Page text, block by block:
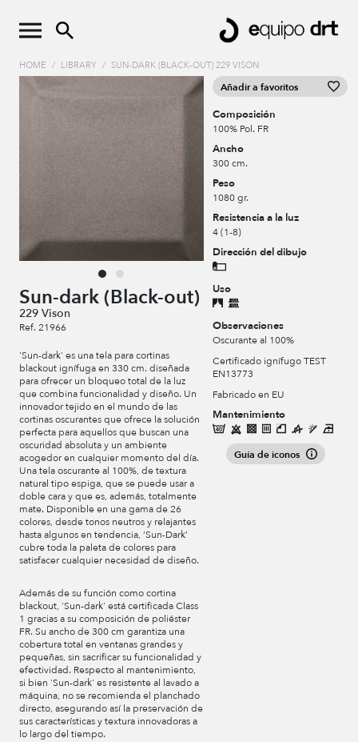
HOME / LIBRARY / SUN-DARK (BLACK-OUT) 229 VISON
Sun-dark (Black-out)
229 Vison
Ref. 21966
'Sun-dark' es una tela para cortinas
blackout ignífuga en 330 cm. diseñada
para ofrecer un bloqueo total de la luz
que combina funcionalidad y diseño. Un
innovador tejido en el mundo de las
cortinas oscurantes que ofrece la solución
perfecta para aquellos que buscan una
oscuridad absoluta y un ambiente
acogedor en cualquier momento del día.
Una tela oscurante al 100%, de textura
natural tipo espiga, que se puede usar a
doble cara y que es, además, totalmente
mate. Disponible en una gama de 26
colores, desde tonos neutros y relajantes
hasta algunos en tendencia, ‘Sun-Dark’
cubre toda la paleta de colores para
satisfacer cualquier necesidad de diseño.
Además de su función como cortina
blackout, 'Sun-dark' está certificada Class
1 gracias a su composición de poliéster
FR. Su ancho de 300 cm garantiza una
cobertura total en ventanas grandes y
pequeñas, sin sacrificar su funcionalidad y
efectividad. Respecto al mantenimiento,
si bien 'Sun-dark' es resistente al lavado a
máquina, no se recomienda el planchado
directo, asegurando así la preservación de
sus características y textura innovadoras a
lo largo del tiempo.
Añadir a favoritos
Composición
100% Pol. FR
Ancho
300 cm.
Peso
1080 gr.
Resistencia a la luz
4 (1-8)
Dirección del dibujo
Uso
Observaciones
Oscurante al 100%
Certificado ignífugo TEST
EN13773
Fabricado en EU
Mantenimiento
Guía de iconos